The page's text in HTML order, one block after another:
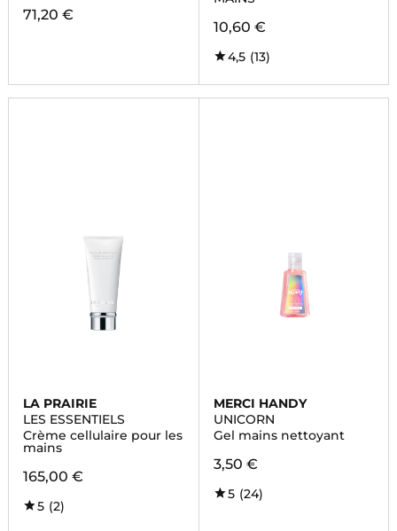
71,20 €
10,60 €
4,5 (13)
LA PRAIRIE
LES ESSENTIELS
Crème cellulaire pour les
mains
165,00 €
5 (2)
MERCI HANDY
UNICORN
Gel mains nettoyant
3,50 €
5 (24)